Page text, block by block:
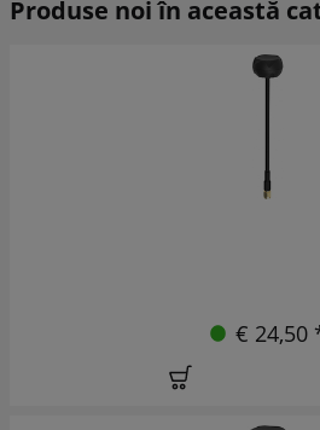
Produse noi în această
€ 24,50